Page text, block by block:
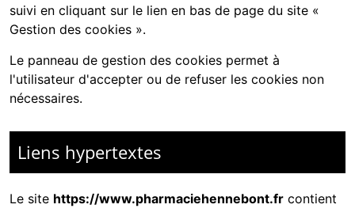
suivi en cliquant sur le lien en bas de page du site «
Gestion des cookies ».
Le panneau de gestion des cookies permet à
l'utilisateur d'accepter ou de refuser les cookies non
nécessaires.
Liens hypertextes
Le site https://www.pharmaciehennebont.fr contient